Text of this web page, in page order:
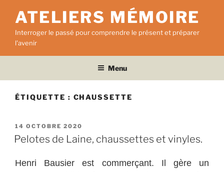
contenu
principal
ATELIERS MÉMOIRE
Interroger le passé pour comprendre le présent et préparer
l'avenir
Menu
ÉTIQUETTE : CHAUSSETTE
PUBLIÉ
LE
14 OCTOBRE 2020
Pelotes de Laine, chaussettes et vinyles.
Henri Bausier est commerçant. Il gère un